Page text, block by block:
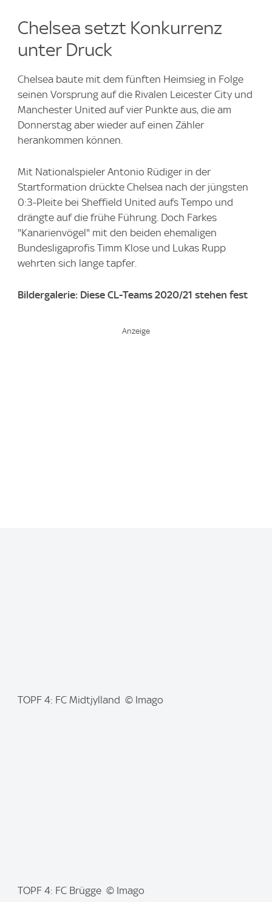
Chelsea setzt Konkurrenz
unter Druck
Chelsea baute mit dem fünften Heimsieg in Folge
seinen Vorsprung auf die Rivalen Leicester City und
Manchester United auf vier Punkte aus, die am
Donnerstag aber wieder auf einen Zähler
herankommen können.
Mit Nationalspieler Antonio Rüdiger in der
Startformation drückte Chelsea nach der jüngsten
0:3-Pleite bei Sheffield United aufs Tempo und
drängte auf die frühe Führung. Doch Farkes
"Kanarienvögel" mit den beiden ehemaligen
Bundesligaprofis Timm Klose und Lukas Rupp
wehrten sich lange tapfer.
Bildergalerie: Diese CL-Teams 2020/21 stehen fest
TOPF 4: FC Midtjylland © Imago
TOPF 4: FC Brügge © Imago